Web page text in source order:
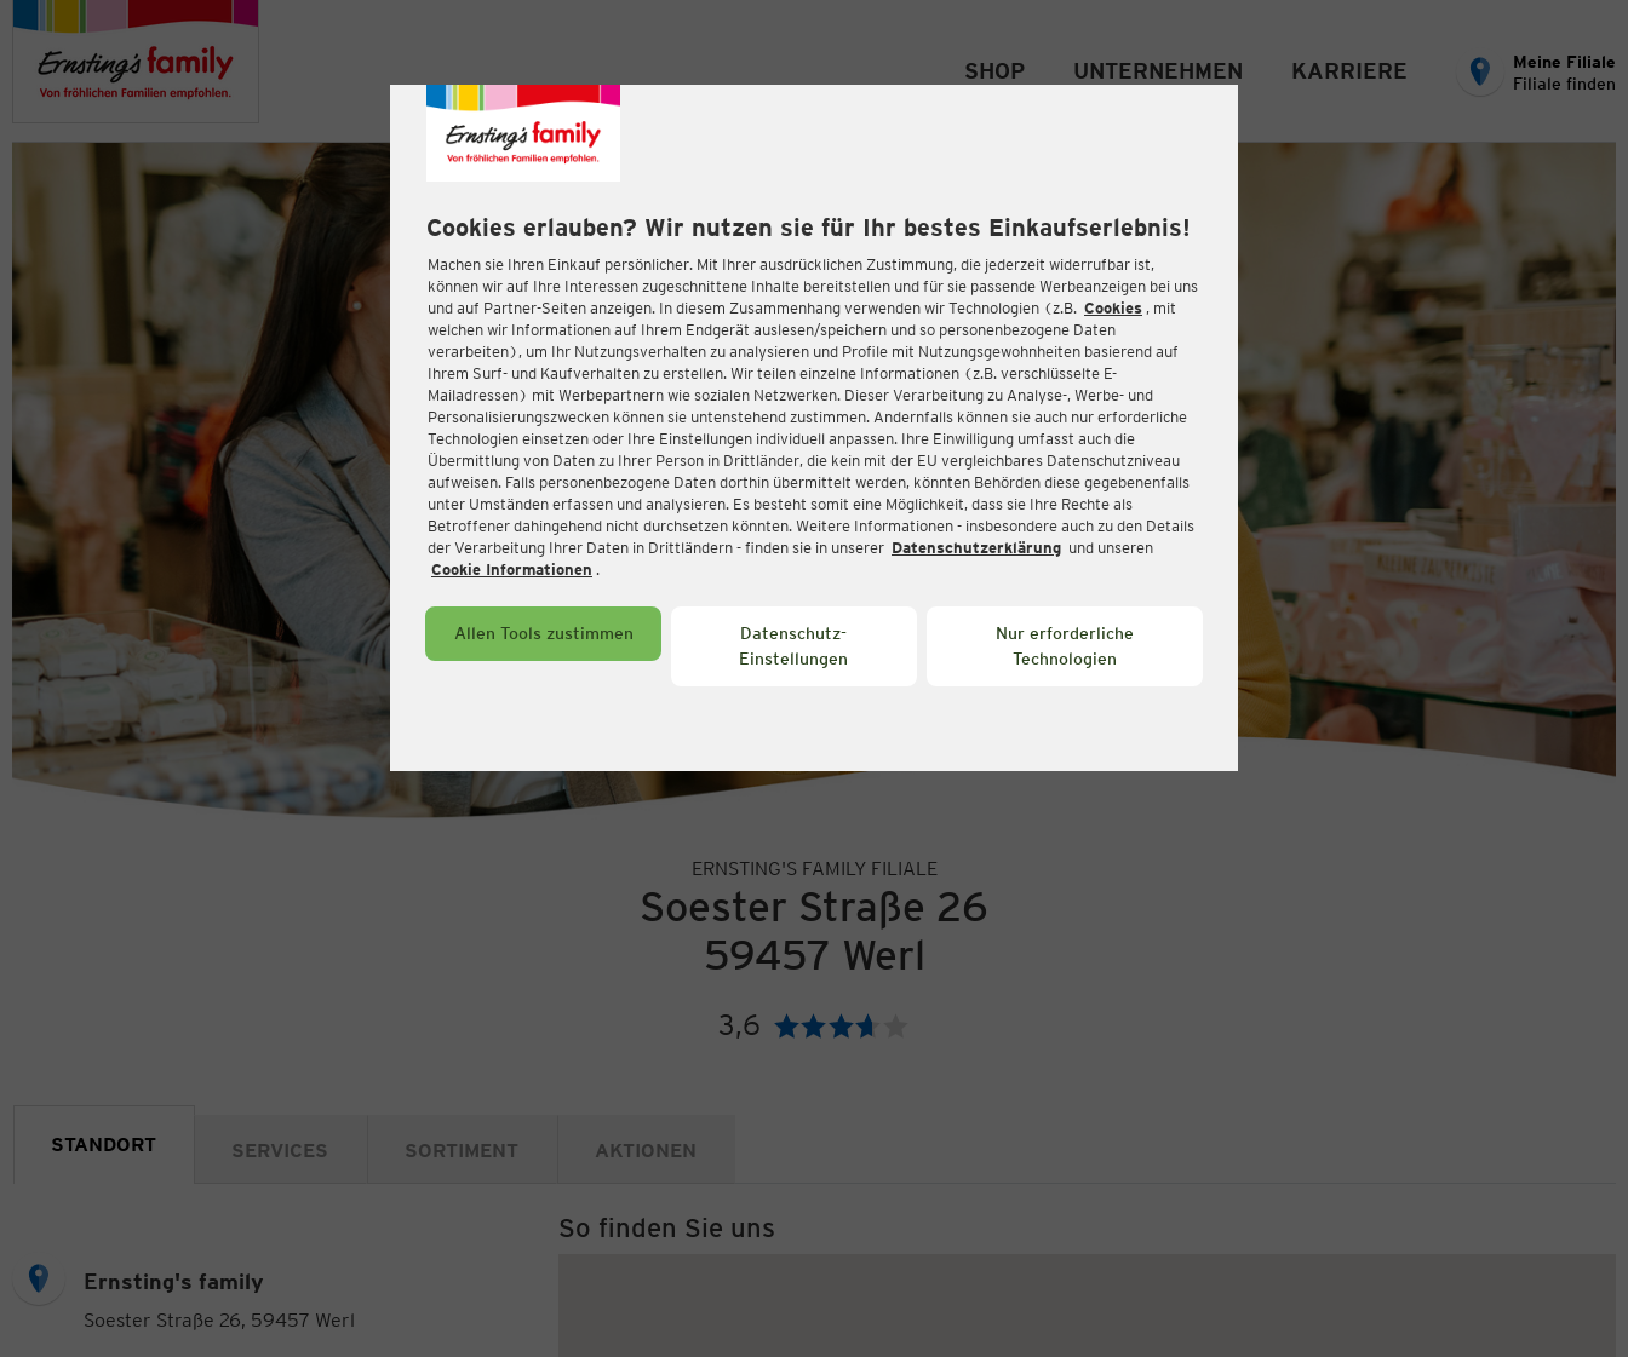
Cookies erlauben? Wir nutzen sie für Ihr bestes Einkaufserlebnis!
Machen sie Ihren Einkauf persönlicher. Mit Ihrer ausdrücklichen Zustimmung, die jederzeit widerrufbar ist,
können wir auf Ihre Interessen zugeschnittene Inhalte bereitstellen und für sie passende Werbeanzeigen bei uns
und auf Partner-Seiten anzeigen. In diesem Zusammenhang verwenden wir Technologien (z.B. Cookies , mit
welchen wir Informationen auf Ihrem Endgerät auslesen/speichern und so personenbezogene Daten
verarbeiten), um Ihr Nutzungsverhalten zu analysieren und Profile mit Nutzungsgewohnheiten basierend auf
Ihrem Surf- und Kaufverhalten zu erstellen. Wir teilen einzelne Informationen (z.B. verschlüsselte E-
Mailadressen) mit Werbepartnern wie sozialen Netzwerken. Dieser Verarbeitung zu Analyse-, Werbe- und
Personalisierungszwecken können sie untenstehend zustimmen. Andernfalls können sie auch nur erforderliche
Technologien einsetzen oder Ihre Einstellungen individuell anpassen. Ihre Einwilligung umfasst auch die
Übermittlung von Daten zu Ihrer Person in Drittländer, die kein mit der EU vergleichbares Datenschutzniveau
aufweisen. Falls personenbezogene Daten dorthin übermittelt werden, könnten Behörden diese gegebenenfalls
unter Umständen erfassen und analysieren. Es besteht somit eine Möglichkeit, dass sie Ihre Rechte als
Betroffener dahingehend nicht durchsetzen könnten. Weitere Informationen - insbesondere auch zu den Details
der Verarbeitung Ihrer Daten in Drittländern - finden sie in unserer Datenschutzerklärung und unseren
Cookie Informationen .
Allen Tools zustimmen
Datenschutz-
Einstellungen
Nur erforderliche
Technologien
SHOP UNTERNEHMEN KARRIERE
Meine Filiale
Filiale finden
ERNSTING'S FAMILY FILIALE
Soester Straße 26
59457 Werl
3,6 Bewertung:
STANDORT SERVICES SORTIMENT AKTIONEN
Ernsting's family
Soester Straße 26, 59457 Werl
So finden Sie uns